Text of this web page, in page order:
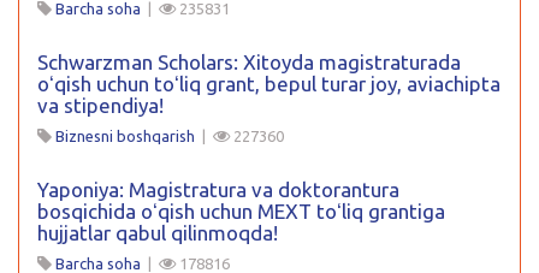
Barcha soha | 235831
Schwarzman Scholars: Xitoyda magistraturada
oʻqish uchun toʻliq grant, bepul turar joy, aviachipta
va stipendiya!
Biznesni boshqarish | 227360
Yaponiya: Magistratura va doktorantura
bosqichida oʻqish uchun MEXT toʻliq grantiga
hujjatlar qabul qilinmoqda!
Barcha soha | 178816